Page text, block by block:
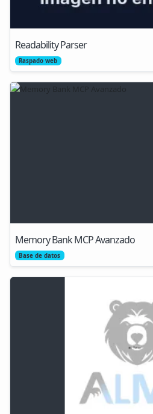
Readability Parser
Raspado web
Memory Bank MCP Avanzado
Base de datos